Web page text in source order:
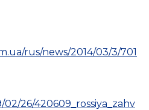
rus/news/2014/03/3/701
26/420609_rossiya_zahv